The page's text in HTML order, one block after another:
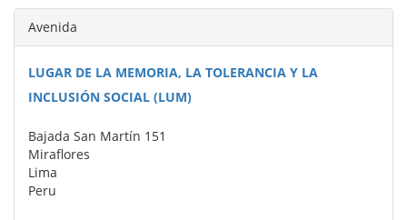
Avenida
LUGAR DE LA MEMORIA, LA TOLERANCIA Y LA
INCLUSIÓN SOCIAL (LUM)
Bajada San Martín 151
Miraflores
Lima
Peru